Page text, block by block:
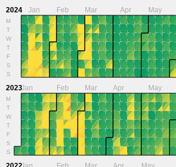
2024
M
T
W
T
F
S
S
Jan Feb Mar Apr May
2023
M
T
W
T
F
S
S
Jan Feb Mar Apr May